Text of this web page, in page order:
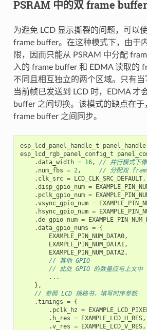
PSRAM 中的双 frame buffer
为避免 LCD 显示撕裂的问题，可以
frame buffer。在这种模式下，由于
限，因而只能从 PSRAM 中分配
入的 frame buffer 和 EDMA 读取的
不同且相互独立的两个区域。只有当
当前帧已发送到 LCD 时，EDMA 才
buffer 之间切换。该模式的缺点在
frame buffer 之间同步。
esp_lcd_panel_handle_t panel_handle
esp_lcd_rgb_panel_config_t
.data_width = 16,
// 并行模式下像
. num_fbs = 2,
// 分配双
. clk_src = LCD_CLK_SRC_DEFAULT,
.disp_gpio_num =
. pclk_gpio_num =
.vsync_gpio_num =
. hsync_gpio_num =
.de_gpio_num =
.data_gpio_nums = {
EXAMPLE_PIN_NUM_DATA0,
EXAMPLE_PIN_NUM_DATA1,
EXAMPLE_PIN_NUM_DATA2,
// 其他 GPIO
// 此处 GPIO 的数量应与上文
...
},
// 参照 LCD 规格书，填写时序参数
.timings = {
. pclk_hz =
. h_res = EXAMPLE_LCD_H_RES,
.v_res = EXAMPLE_LCD_V_RES,